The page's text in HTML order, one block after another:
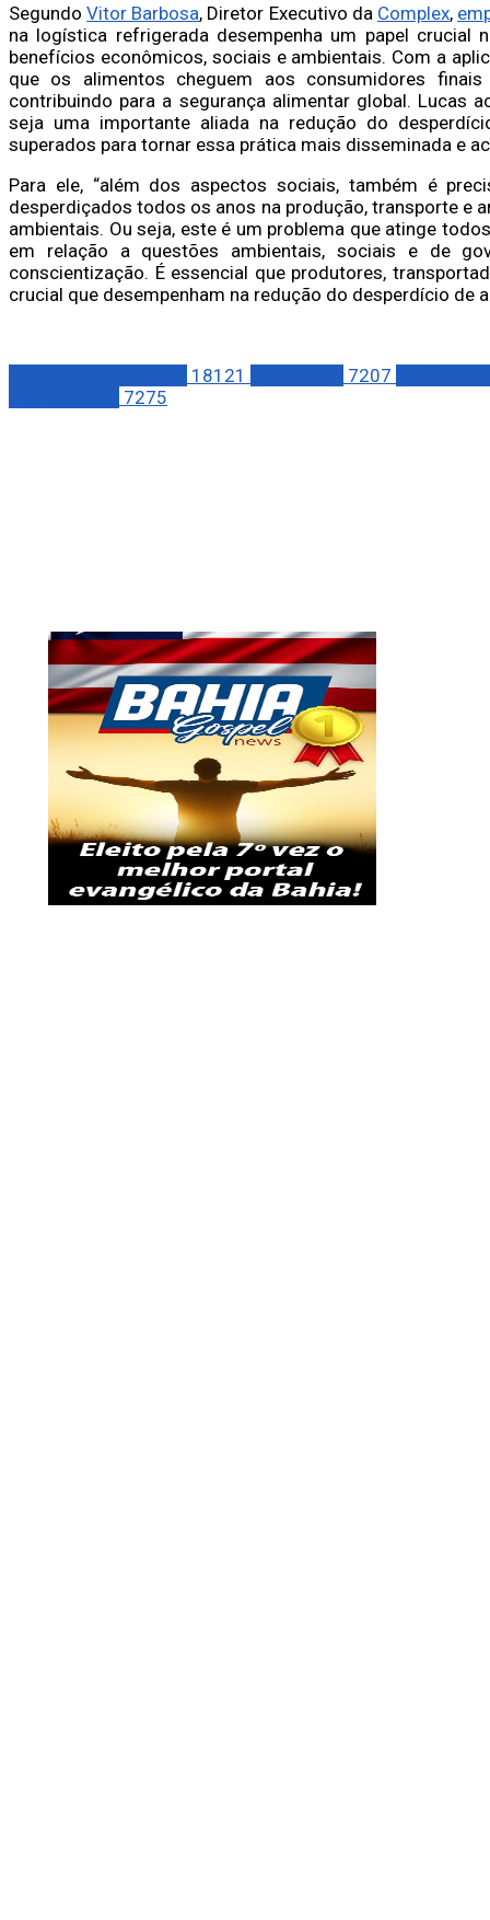
SegundoVitor Barbosa, Diretor Executivo da Complex,
na logística refrigerada desempenha um papel crucial
benefícios econômicos, sociais e ambientais. Com a
que os alimentos cheguem aos consumidores
contribuindo para a segurança alimentar global. Lucas
seja uma importante aliada na redução do
superados para tornar essa prática mais disseminada e
Para ele, “além dos aspectos sociais, também é
desperdiçados todos os anos na produção, transporte e
ambientais. Ou seja, este é um problema que atinge
em relação a questões ambientais, sociais e de
conscientização. É essencial que produtores,
crucial que desempenham na redução do desperdício de
18121 7207
7275